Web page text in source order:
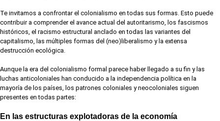
Te invitamos a confrontar el colonialismo en todas sus formas. Esto puede
contribuir a comprender el avance actual del autoritarismo, los fascismos
históricos, el racismo estructural anclado en todas las variantes del
capitalismo, las múltiples formas del (neo)liberalismo y la extensa
destrucción ecológica.
Aunque la era del colonialismo formal parece haber llegado a su fin y las
luchas anticoloniales han conducido a la independencia política en la
mayoría de los países, los patrones coloniales y neocoloniales siguen
presentes en todas partes:
En las estructuras explotadoras de la economía